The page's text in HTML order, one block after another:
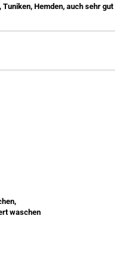
Hemden, auch sehr gut
waschen